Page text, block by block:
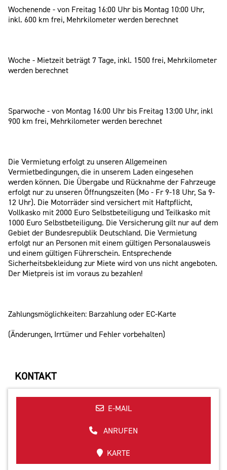
Wochenende - von Freitag 16:00 Uhr bis Montag 10:00 Uhr,
inkl. 600 km frei, Mehrkilometer werden berechnet
Woche - Mietzeit beträgt 7 Tage, inkl. 1500 frei, Mehrkilometer
werden berechnet
Sparwoche - von Montag 16:00 Uhr bis Freitag 13:00 Uhr, inkl
900 km frei, Mehrkilometer werden berechnet
Die Vermietung erfolgt zu unseren Allgemeinen
Vermietbedingungen, die in unserem Laden eingesehen
werden können. Die Übergabe und Rücknahme der Fahrzeuge
erfolgt nur zu unseren Öffnungszeiten (Mo - Fr 9-18 Uhr, Sa 9-
12 Uhr). Die Motorräder sind versichert mit Haftpflicht,
Vollkasko mit 2000 Euro Selbstbeteiligung und Teilkasko mit
1000 Euro Selbstbeteiligung. Die Versicherung gilt nur auf dem
Gebiet der Bundesrepublik Deutschland. Die Vermietung
erfolgt nur an Personen mit einem gültigen Personalausweis
und einem gültigen Führerschein. Entsprechende
Sicherheitsbekleidung zur Miete wird von uns nicht angeboten.
Der Mietpreis ist im voraus zu bezahlen!
Zahlungsmöglichkeiten: Barzahlung oder EC-Karte
(Änderungen, Irrtümer und Fehler vorbehalten)
KONTAKT
E-MAIL
ANRUFEN
KARTE